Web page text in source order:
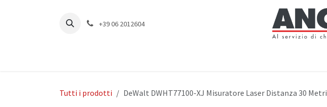
+39 06 2012604
Tutti i prodotti DeWalt DWHT77100-XJ Misuratore Laser Distanza 30 Metri